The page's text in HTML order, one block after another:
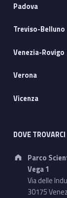
Padova
Treviso-Belluno
Venezia-Rovigo
Verona
Vicenza
DOVE TROVARCI
Address:
Parco
Vega 1
Via delle
30175